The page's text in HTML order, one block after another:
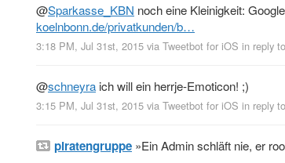
@Sparkasse_KBN noch eine Kleinigkeit:
koelnbonn.de/privatkunden/b…
3:18 PM, Jul 31st, 2015 via Tweetbot for iΟS in reply
@schneyra ich will ein herrje-Emoticon! ;)
3:15 PM, Jul 31st, 2015 via Tweetbot for iΟS in reply
piratengruppe »Ein Admin schläft nie, er